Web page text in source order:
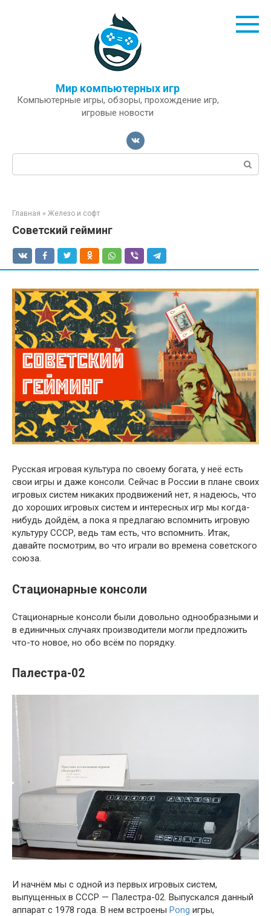
Мир компьютерных игр
Компьютерные игры, обзоры, прохождение игр,
игровые новости
Поиск:
Главная » Железо и софт
Cоветский гейминг
Русская игровая культура по своему богата, у неё есть
свои игры и даже консоли. Сейчас в России в плане своих
игровых систем никаких продвижений нет, я надеюсь, что
до хороших игровых систем и интересных игр мы когда-
нибудь дойдём, а пока я предлагаю вспомнить игровую
культуру СССР, ведь там есть, что вспомнить. Итак,
давайте посмотрим, во что играли во времена советского
союза.
Стационарные консоли
Стационарные консоли были довольно однообразными и
в единичных случаях производители могли предложить
что-то новое, но обо всём по порядку.
Палестра-02
И начнём мы с одной из первых игровых систем,
выпущенных в СССР — Палестра-02. Выпускался данный
аппарат с 1978 года. В нем встроены Pong игры,